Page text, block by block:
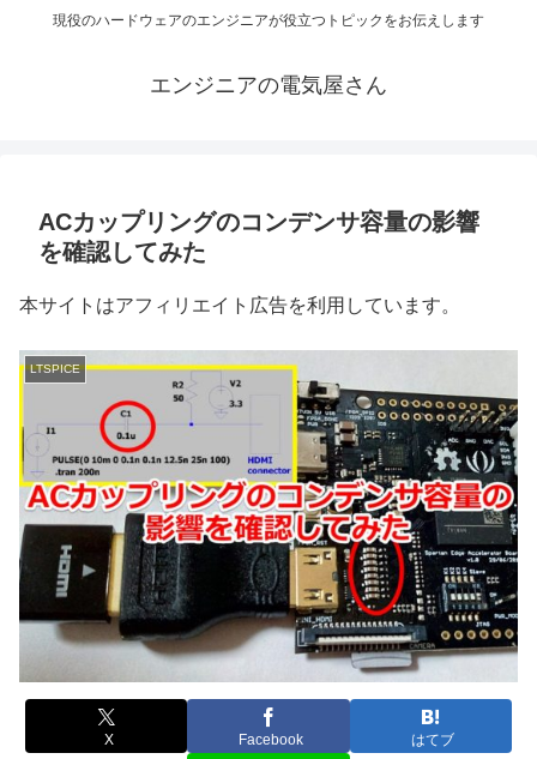
現役のハードウェアのエンジニアが役立つトピックをお伝えします
エンジニアの電気屋さん
ACカップリングのコンデンサ容量の影響
を確認してみた
本サイトはアフィリエイト広告を利用しています。
LTSPICE
X Facebook はてブ